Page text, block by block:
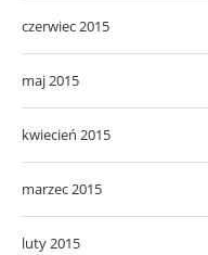
czerwiec 2015
maj 2015
kwiecień 2015
marzec 2015
luty 2015